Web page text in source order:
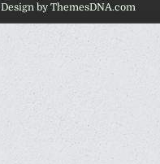
Design by ThemesDNA.com